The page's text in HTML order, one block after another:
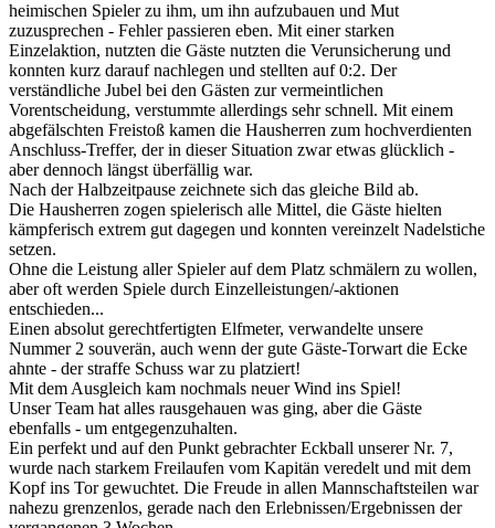
heimischen Spieler zu ihm, um ihn aufzubauen und Mut
zuzusprechen - Fehler passieren eben. Mit einer starken
Einzelaktion, nutzten die Gäste nutzten die Verunsicherung und
konnten kurz darauf nachlegen und stellten auf 0:2. Der
verständliche Jubel bei den Gästen zur vermeintlichen
Vorentscheidung, verstummte allerdings sehr schnell. Mit einem
abgefälschten Freistoß kamen die Hausherren zum hochverdienten
Anschluss-Treffer, der in dieser Situation zwar etwas glücklich -
aber dennoch längst überfällig war.
Nach der Halbzeitpause zeichnete sich das gleiche Bild ab.
Die Hausherren zogen spielerisch alle Mittel, die Gäste hielten
kämpferisch extrem gut dagegen und konnten vereinzelt Nadelstiche
setzen.
Ohne die Leistung aller Spieler auf dem Platz schmälern zu wollen,
aber oft werden Spiele durch Einzelleistungen/-aktionen
entschieden...
Einen absolut gerechtfertigten Elfmeter, verwandelte unsere
Nummer 2 souverän, auch wenn der gute Gäste-Torwart die Ecke
ahnte - der straffe Schuss war zu platziert!
Mit dem Ausgleich kam nochmals neuer Wind ins Spiel!
Unser Team hat alles rausgehauen was ging, aber die Gäste
ebenfalls - um entgegenzuhalten.
Ein perfekt und auf den Punkt gebrachter Eckball unserer Nr. 7,
wurde nach starkem Freilaufen vom Kapitän veredelt und mit dem
Kopf ins Tor gewuchtet. Die Freude in allen Mannschaftsteilen war
nahezu grenzenlos, gerade nach den Erlebnissen/Ergebnissen der